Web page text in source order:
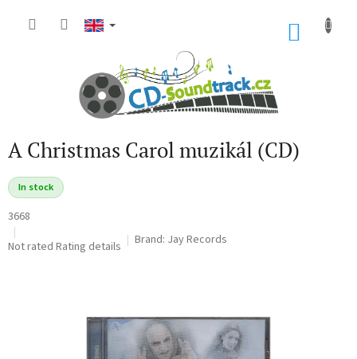
A Christmas Carol muzikál (CD)
In stock
3668
The
Not rated Rating details Brand: Jay Records